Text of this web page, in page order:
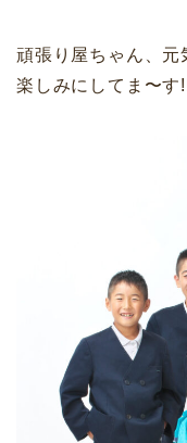
頑張り屋ちゃん、元
楽しみにしてま〜す